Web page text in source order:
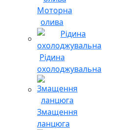
Моторна
олива
Рідина
охолоджувальна
Змащення
ланцюга